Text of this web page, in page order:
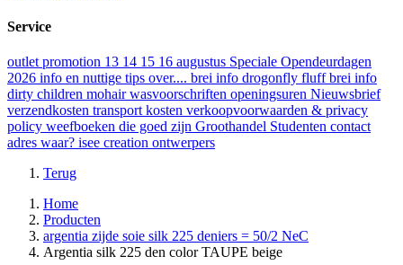
Service
outlet promotion 13 14 15 16 augustus Speciale Opendeurdagen
2026 info en nuttige tips over.... brei info drogonfly fluffbrei info
dirty children mohairwasvoorschriften openingsuren Nieuwsbrief
verzendkosten transport kosten verkoopvoorwaarden & privacy
policy weefboeken die goed zijn Groothandel Studenten contact
adres waar? isee creation ontwerpers
Terug
Home
Producten
argentia zijde soie silk 225 deniers = 50/2 NeC
Argentia silk 225 den color TAUPE beige